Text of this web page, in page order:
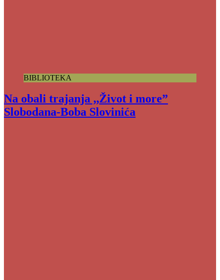
BIBLIOTEKA
Na obali trajanja ,,Život i more”
Slobodana-Boba Slovinića